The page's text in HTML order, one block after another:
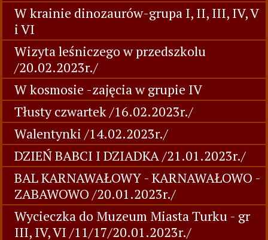
W krainie dinozaurów-grupa I, II, III, IV, V
i VI
Wizyta leśniczego w przedszkolu
/20.02.2023r./
W kosmosie -zajęcia w grupie IV
Tłusty czwartek /16.02.2023r./
Walentynki /14.02.2023r./
DZIEŃ BABCI I DZIADKA /21.01.2023r./
BAL KARNAWAŁOWY - KARNAWAŁOWO -
ZABAWOWO /20.01.2023r./
Wycieczka do Muzeum Miasta Turku - gr
III, IV, VI /11/17/20.01.2023r./